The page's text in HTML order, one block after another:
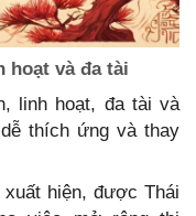
hoạt và đa tài
linh hoạt, đa tài và
thích ứng và thay
hiện, được Thái